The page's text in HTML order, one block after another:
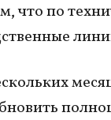
что по